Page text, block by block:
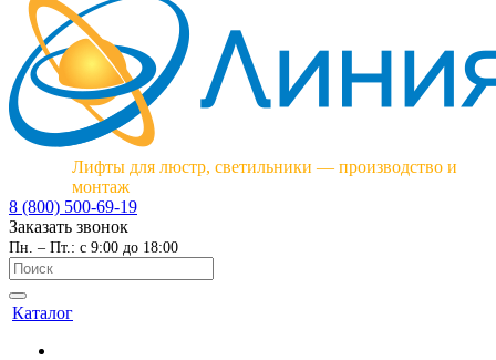
Лифты для люстр, светильники — производство и
монтаж
8 (800) 500-69-19
Заказать звонок
Пн. – Пт.: с 9:00 до 18:00
Каталог